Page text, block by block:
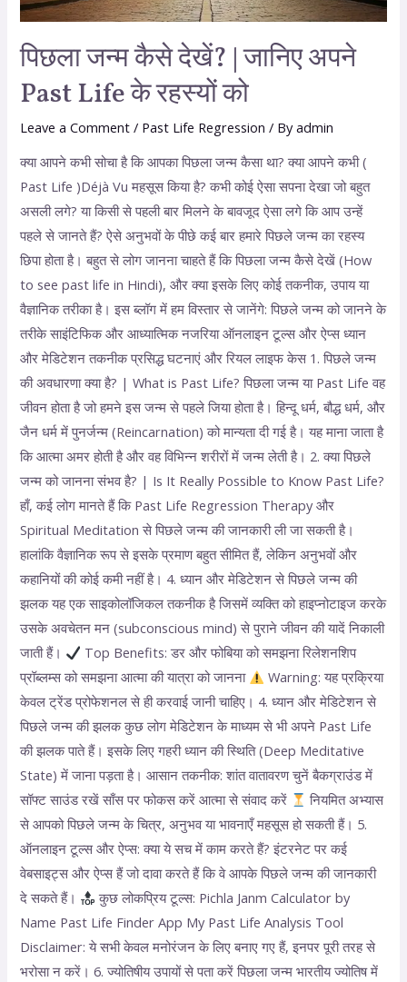
पिछला जन्म कैसे देखें? | जानिए अपने
Past Life के रहस्यों को
Leave a Comment / Past Life Regression / Byadmin
क्या आपने कभी सोचा है कि आपका पिछला जन्म कैसा था? क्या आपने कभी (
Past Life )Déjà Vu महसूस किया है? कभी कोई ऐसा सपना देखा जो बहुत
असली लगे? या किसी से पहली बार मिलने के बावजूद ऐसा लगे कि आप उन्हें
पहले से जानते हैं? ऐसे अनुभवों के पीछे कई बार हमारे पिछले जन्म का रहस्य
छिपा होता है। बहुत से लोग जानना चाहते हैं कि पिछला जन्म कैसे देखें (How
to see past life in Hindi), और क्या इसके लिए कोई तकनीक, उपाय या
वैज्ञानिक तरीका है। इस ब्लॉग में हम विस्तार से जानेंगे: पिछले जन्म को जानने के
तरीके साइंटिफिक और आध्यात्मिक नजरिया ऑनलाइन टूल्स और ऐप्स ध्यान
और मेडिटेशन तकनीक प्रसिद्ध घटनाएं और रियल लाइफ केस 1. पिछले जन्म
की अवधारणा क्या है? | What is Past Life? पिछला जन्म या Past Life वह
जीवन होता है जो हमने इस जन्म से पहले जिया होता है। हिन्दू धर्म, बौद्ध धर्म, और
जैन धर्म में पुनर्जन्म (Reincarnation) को मान्यता दी गई है। यह माना जाता है
कि आत्मा अमर होती है और वह विभिन्न शरीरों में जन्म लेती है। 2. क्या पिछले
जन्म को जानना संभव है? | Is It Really Possible to Know Past Life?
हाँ, कई लोग मानते हैं कि Past Life Regression Therapy और
Spiritual Meditation से पिछले जन्म की जानकारी ली जा सकती है।
हालांकि वैज्ञानिक रूप से इसके प्रमाण बहुत सीमित हैं, लेकिन अनुभवों और
कहानियों की कोई कमी नहीं है। 4. ध्यान और मेडिटेशन से पिछले जन्म की
झलक यह एक साइकोलॉजिकल तकनीक है जिसमें व्यक्ति को हाइप्नोटाइज करके
उसके अवचेतन मन (subconscious mind) से पुराने जीवन की यादें निकाली
जाती हैं।
Top Benefits: डर और फोबिया को समझना रिलेशनशिप
प्रॉब्लम्स को समझना आत्मा की यात्रा को जानना
Warning: यह प्रक्रिया
केवल ट्रेंड प्रोफेशनल से ही करवाई जानी चाहिए। 4. ध्यान और मेडिटेशन से
पिछले जन्म की झलक कुछ लोग मेडिटेशन के माध्यम से भी अपने Past Life
की झलक पाते हैं। इसके लिए गहरी ध्यान की स्थिति (Deep Meditative
State) में जाना पड़ता है। आसान तकनीक: शांत वातावरण चुनें बैकग्राउंड में
सॉफ्ट साउंड रखें साँस पर फोकस करें आत्मा से संवाद करें
नियमित अभ्यास
से आपको पिछले जन्म के चित्र, अनुभव या भावनाएँ महसूस हो सकती हैं। 5.
ऑनलाइन टूल्स और ऐप्स: क्या ये सच में काम करते हैं? इंटरनेट पर कई
वेबसाइट्स और ऐप्स हैं जो दावा करते हैं कि वे आपके पिछले जन्म की जानकारी
दे सकते हैं।
कुछ लोकप्रिय टूल्स: Pichla Janm Calculator by
Name Past Life Finder App My Past Life Analysis Tool
Disclaimer: ये सभी केवल मनोरंजन के लिए बनाए गए हैं, इनपर पूरी तरह से
भरोसा न करें। 6. ज्योतिषीय उपायों से पता करें पिछला जन्म भारतीय ज्योतिष में